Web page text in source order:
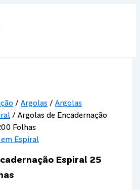
/Argolas /Argolas
/ Argolas de Encadernação
Folhas
Espiral
Espiral 25